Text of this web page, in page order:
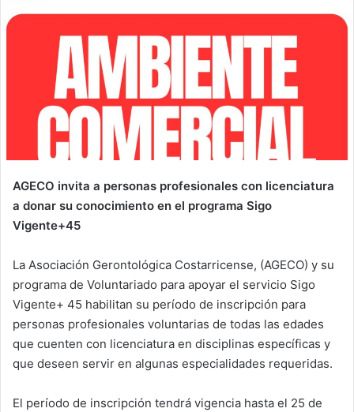
AGECO invita a personas profesionales con licenciatura
a donar su conocimiento en el programa Sigo
Vigente+45
La Asociación Gerontológica Costarricense, (AGECO) y su
programa de Voluntariado para apoyar el servicio Sigo
Vigente+ 45 habilitan su período de inscripción para
personas profesionales voluntarias de todas las edades
que cuenten con licenciatura en disciplinas específicas y
que deseen servir en algunas especialidades requeridas.
El período de inscripción tendrá vigencia hasta el 25 de